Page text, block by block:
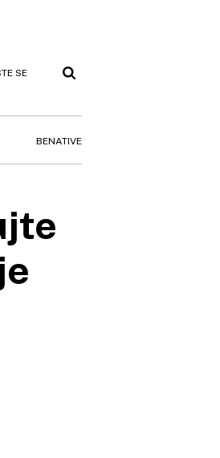
SE
BENATIVE